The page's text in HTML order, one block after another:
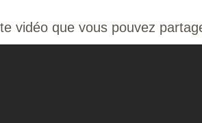
vidéo que vous pouvez